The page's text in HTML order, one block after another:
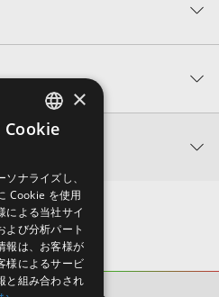
ンド一元管理ソフトウェア「Mutant（Ver.3以
」、「説明文」を閲覧／検索いただけます。
ません。データ容量が4GBを超えるダウンロ
やHFS＋でフォーマットされたHDDをご用
品のKONTAKTフォーマットは、製品版
す。KONTAKT PLAYERではお使いいただけま
Library機能による「ライブラリ・タブ」表示に
とシリアルナンバーをお知らせするメールの2
ENGLISH
×
Cookie
ナライズし、
Cookie を使用
による当社サイ
よび分析パート
報は、お客様が
様によるサービ
と組み合わされ